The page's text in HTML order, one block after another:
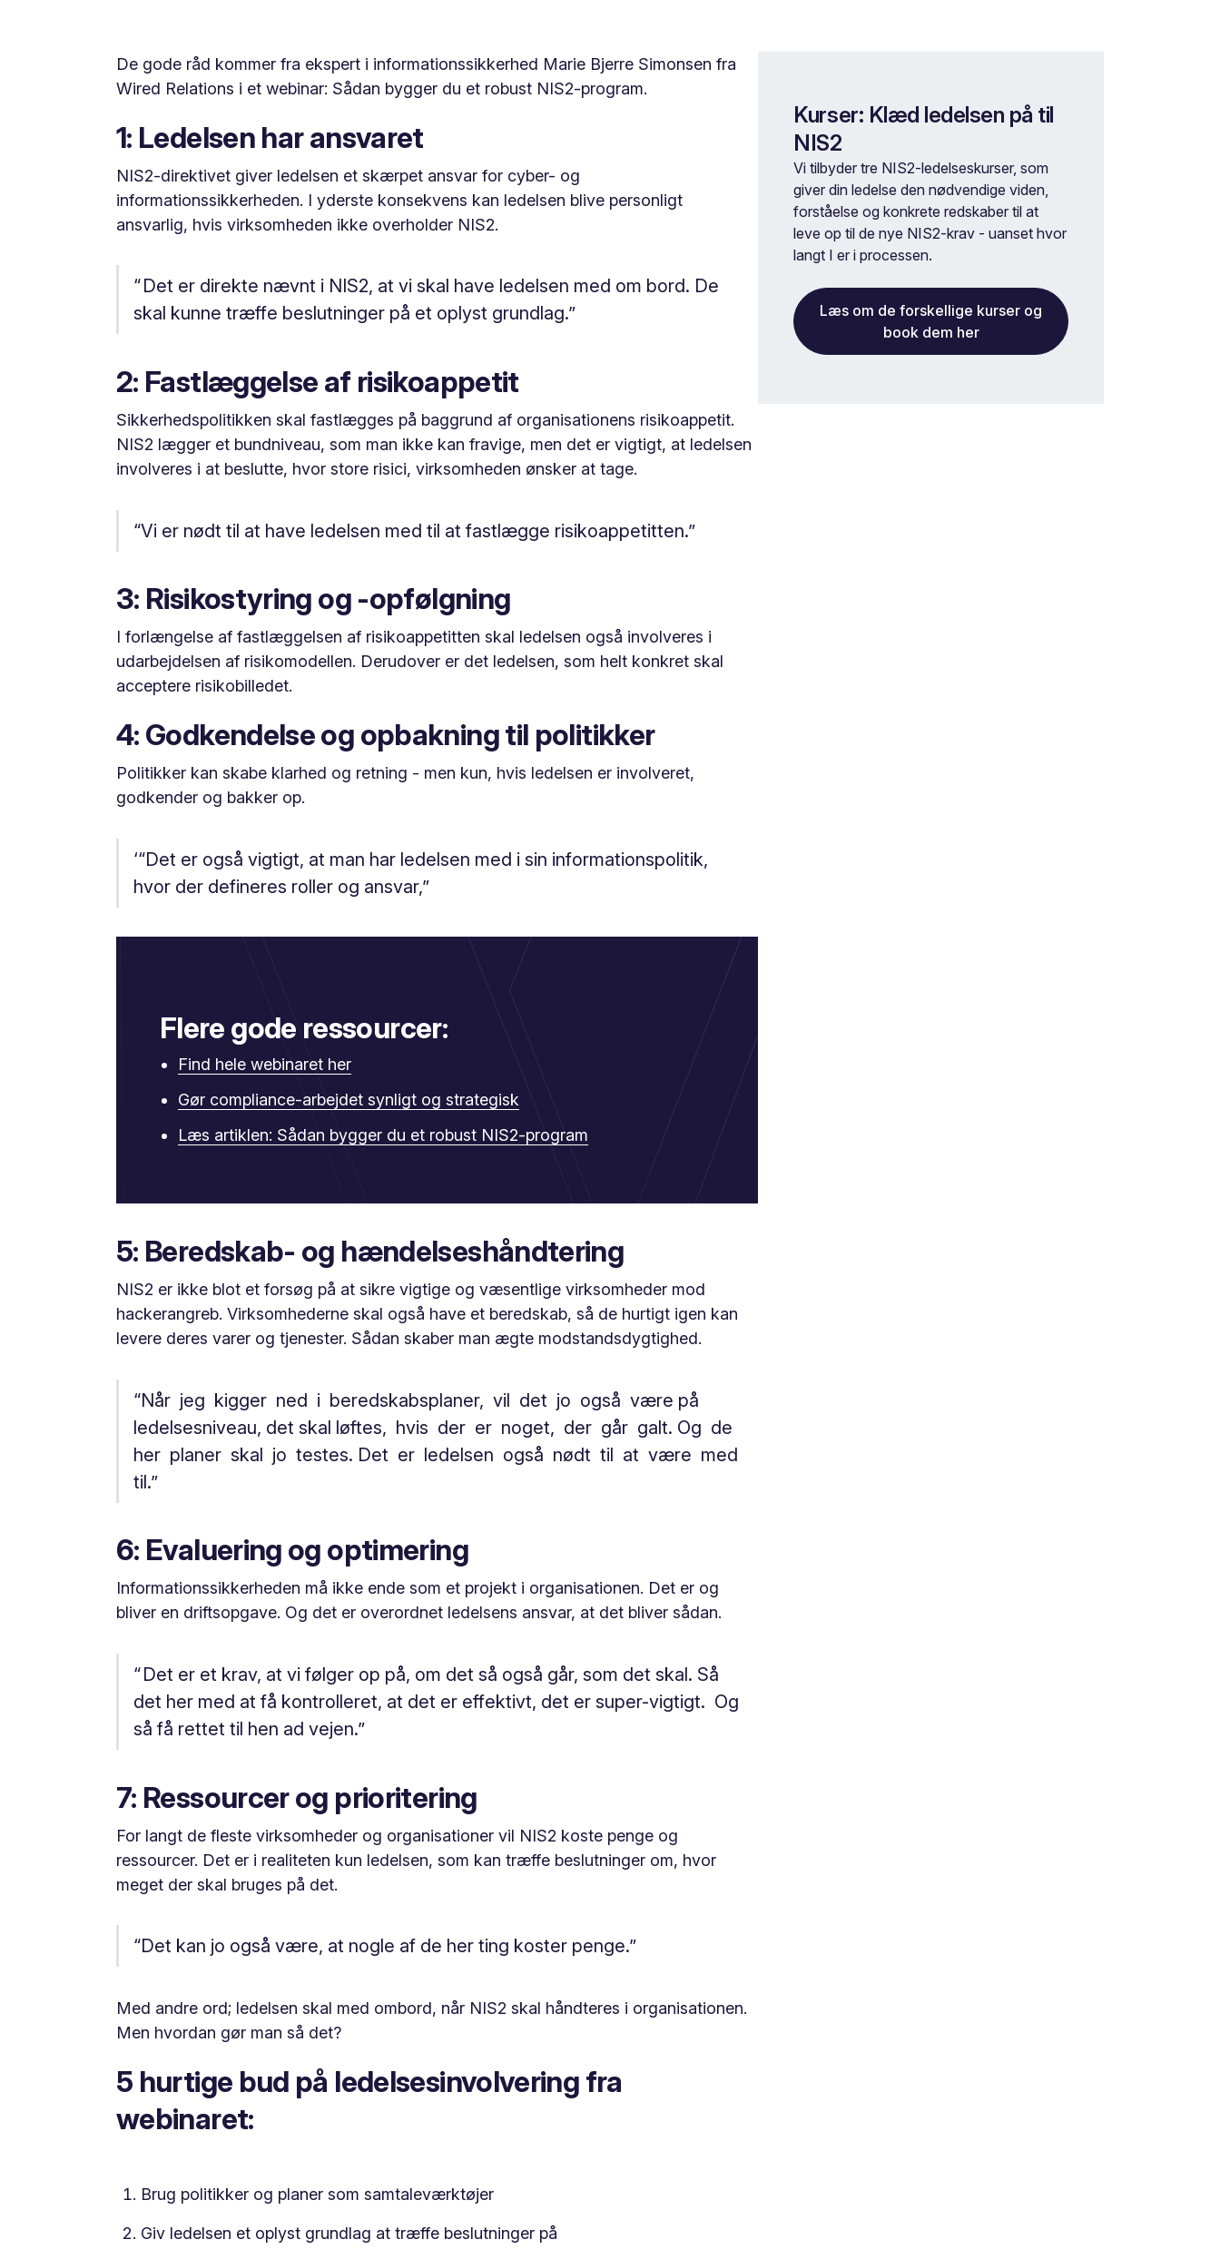
De gode råd kommer fra ekspert i informationssikkerhed Marie Bjerre Simonsen fra
Wired Relations i et webinar: Sådan bygger du et robust NIS2-program.
1: Ledelsen har ansvaret
NIS2-direktivet giver ledelsen et skærpet ansvar for cyber- og
informationssikkerheden. I yderste konsekvens kan ledelsen blive personligt
ansvarlig, hvis virksomheden ikke overholder NIS2.
“ Det er direkte nævnt i NIS2, at vi skal have ledelsen med om bord. De
skal kunne træffe beslutninger på et oplyst grundlag.”
2: Fastlæggelse af risikoappetit
Sikkerhedspolitikken skal fastlægges på baggrund af organisationens risikoappetit.
NIS2 lægger et bundniveau, som man ikke kan fravige, men det er vigtigt, at ledelsen
involveres i at beslutte, hvor store risici, virksomheden ønsker at tage.
“Vi er nødt til at have ledelsen med til at fastlægge risikoappetitten.”
3: Risikostyring og -opfølgning
I forlængelse af fastlæggelsen af risikoappetitten skal ledelsen også involveres i
udarbejdelsen af risikomodellen. Derudover er det ledelsen, som helt konkret skal
acceptere risikobilledet.
4: Godkendelse og opbakning til politikker
Politikker kan skabe klarhed og retning - men kun, hvis ledelsen er involveret,
godkender og bakker op.
‘“Det er også vigtigt, at man har ledelsen med i sin informationspolitik,
hvor der defineres roller og ansvar,”
Flere gode ressourcer:
Find hele webinaret her
Gør compliance-arbejdet synligt og strategisk
Læs artiklen: Sådan bygger du et robust NIS2-program
5: Beredskab- og hændelseshåndtering
NIS2 er ikke blot et forsøg på at sikre vigtige og væsentlige virksomheder mod
hackerangreb. Virksomhederne skal også have et beredskab, så de hurtigt igen kan
levere deres varer og tjenester. Sådan skaber man ægte modstandsdygtighed.
“Når jeg kigger ned i beredskabsplaner, vil det jo også være på
ledelsesniveau, det skal løftes, hvis der er noget, der går galt. Og de
her planer skal jo testes. Det er ledelsen også nødt til at være med
til.”
6: Evaluering og optimering
Informationssikkerheden må ikke ende som et projekt i organisationen. Det er og
bliver en driftsopgave. Og det er overordnet ledelsens ansvar, at det bliver sådan.
“ Det er et krav, at vi følger op på, om det så også går, som det skal. Så
det her med at få kontrolleret, at det er effektivt, det er super-vigtigt. Og
så få rettet til hen ad vejen.”
7: Ressourcer og prioritering
For langt de fleste virksomheder og organisationer vil NIS2 koste penge og
ressourcer. Det er i realiteten kun ledelsen, som kan træffe beslutninger om, hvor
meget der skal bruges på det.
“Det kan jo også være, at nogle af de her ting koster penge.”
Med andre ord; ledelsen skal med ombord, når NIS2 skal håndteres i organisationen.
Men hvordan gør man så det?
5 hurtige bud på ledelsesinvolvering fra
webinaret:
Brug politikker og planer som samtaleværktøjer
Giv ledelsen et oplyst grundlag at træffe beslutninger på
Kurser: Klæd ledelsen på til
NIS2
Vi tilbyder tre NIS2-ledelseskurser, som
giver din ledelse den nødvendige viden,
forståelse og konkrete redskaber til at
leve op til de nye NIS2-krav - uanset hvor
langt I er i processen.
Læs om de forskellige kurser og
book dem her